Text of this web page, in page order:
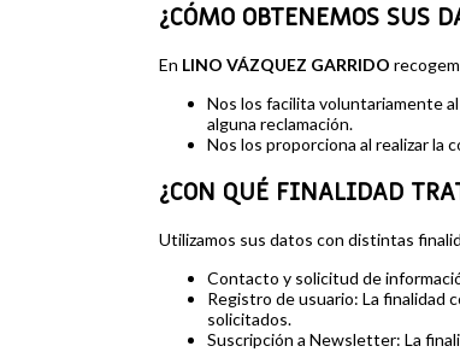
¿CÓMO OBTENEMOS SUS
En LINO VÁZQUEZ GARRIDO
Nos los facilita voluntariamente
alguna reclamación.
Nos los proporciona al realizar la
¿CON QUÉ FINALIDAD
Utilizamos sus datos con distintas
Contacto y solicitud de
Registro de usuario: La finalidad
solicitados.
Suscripción a Newsletter: La